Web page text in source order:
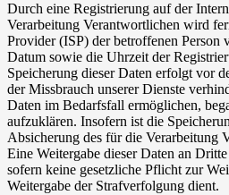
Durch eine Registrierung auf der
Verarbeitung Verantwortlichen wird
Provider (ISP) der betroffenen Person
Datum sowie die Uhrzeit der
Speicherung dieser Daten erfolgt vor
der Missbrauch unserer Dienste
Daten im Bedarfsfall ermöglichen,
aufzuklären. Insofern ist die
Absicherung des für die Verarbeitung
Eine Weitergabe dieser Daten an
sofern keine gesetzliche Pflicht zur
Weitergabe der Strafverfolgung dient.